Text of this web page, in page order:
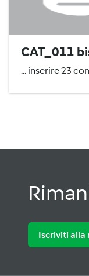
CAT_011
... inserire 23
Iscriviti alla